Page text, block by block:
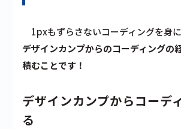
1pxもずらさないコーディングを身に
デザインカンプからのコーディングの
積むことです！
デザインカンプからコーデ
る